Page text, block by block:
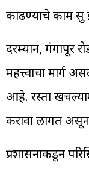
काढण्याचे काम सुरू
दरम्यान, गंगापूर
महत्त्वाचा मार्ग
आहे. रस्ता
करावा लागत
प्रशासनाकडून